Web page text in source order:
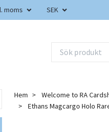
moms SEK
Hem Welcome to RA
Ethans Magcargo Holo